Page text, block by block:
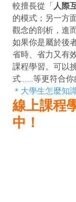
較擅長從「人際
的模式；另一方
觀念的剖析，進
如果你是屬於後
省時、省力又有
課程學習。可以
式……等更符合你
＊大學生怎麼知
線上課程
中！